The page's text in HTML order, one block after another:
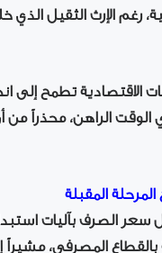
رغم الإرث الثقيل
الاقتصادية تطمح
الراهن، محذراً من
المقبلة
الصرف بآليات
بالقطاع المصرفي،